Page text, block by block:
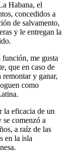
Habana, el
concedidos a
de salvamento,
y le entregan la
función, me gusta
que en caso de
y ganar,
como
la eficacia de un
comenzó a
a raíz de las
en la isla